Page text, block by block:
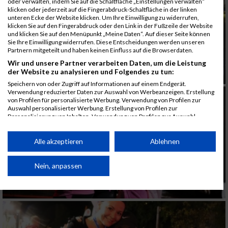
klicken oder jederzeit auf die Fingerabdruck-Schaltfläche in der linken
unteren Ecke der Website klicken. Um Ihre Einwilligung zu widerrufen,
klicken Sie auf den Fingerabdruck oder den Link in der Fußzeile der Website
und klicken Sie auf den Menüpunkt „Meine Daten“. Auf dieser Seite können
Sie Ihre Einwilligung widerrufen. Diese Entscheidungen werden unseren
Partnern mitgeteilt und haben keinen Einfluss auf die Browserdaten.
Wir und unsere Partner verarbeiten Daten, um die Leistung
der Website zu analysieren und Folgendes zu tun:
Speichern von oder Zugriff auf Informationen auf einem Endgerät.
Verwendung reduzierter Daten zur Auswahl von Werbeanzeigen. Erstellung
von Profilen für personalisierte Werbung. Verwendung von Profilen zur
Auswahl personalisierter Werbung. Erstellung von Profilen zur
Personalisierung von Inhalten. Verwendung von Profilen zur Auswahl
Performance von Inhalten. Analyse von Zielgruppen durch Statistiken oder
Kombinationen von Daten aus verschiedenen Quellen. Entwicklung und
von Inhalten.
Daten können außerhalb der Europäischen Union weitergegeben und in die
Website/App.
Partnerliste anzeigen (1 IAB-Anbieter)
Alle akzeptieren Ablehnen
Nein, anpassen